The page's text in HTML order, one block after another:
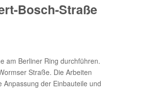
Bosch-Straße
am Berliner Ring durchführen.
Straße. Die Arbeiten
der Einbauteile und